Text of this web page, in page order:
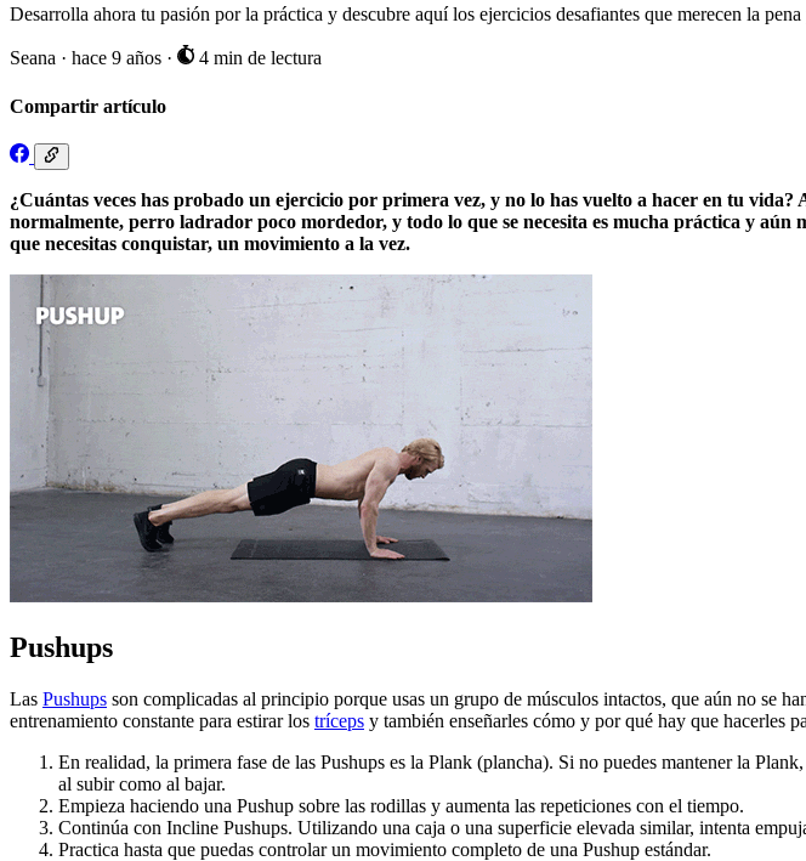
Desarrolla ahora tu pasión por la práctica y descubre aquí los ejercicios desafiantes que merecen la
Seana · hace 9 años · 4 min de lectura
Compartir artículo
¿Cuántas veces has probado un ejercicio por primera vez, y no lo has vuelto a hacer en tu
normalmente, perro ladrador poco mordedor, y todo lo que se necesita es mucha práctica y
que necesitas conquistar, un movimiento a la vez.
Pushups
Las Pushups son complicadas al principio porque usas un grupo de músculos intactos, que aún no se
entrenamiento constante para estirar los tríceps y también enseñarles cómo y por qué hay que hacerles
En realidad, la primera fase de las Pushups es la Plank (plancha). Si no puedes mantener la
al subir como al bajar.
Empieza haciendo una Pushup sobre las rodillas y aumenta las repeticiones con el tiempo.
Continúa con Incline Pushups. Utilizando una caja o una superficie elevada similar, intenta
Practica hasta que puedas controlar un movimiento completo de una Pushup estándar.